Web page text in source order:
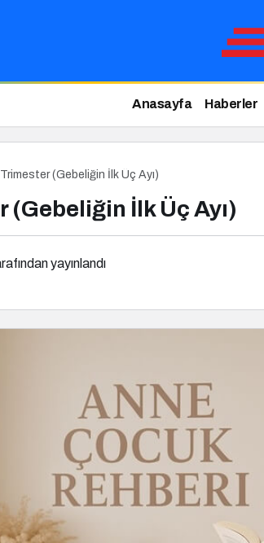
Anasayfa Haberler
(Gebeliğin İlk Üç Ayı)
(Gebeliğin İlk Üç Ayı)
yayınlandı